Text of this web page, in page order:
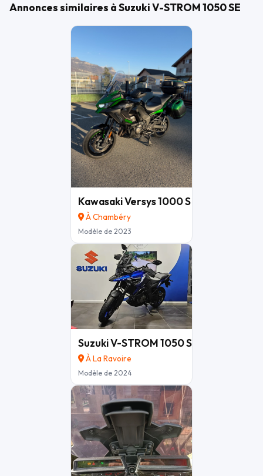
OPTIONS ET ÉQUIPEMENTS :
- Classe Crit'air : 1
Annonces similaires à Suzuki V-STROM 1050 SE
Kawasaki Versys 1000 S Grand Tourer
À Chambéry
Modèle de 2023
Suzuki V-STROM 1050 SE
À La Ravoire
Modèle de 2024